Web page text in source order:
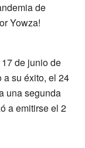
de
Yowza!
de junio de
a su éxito, el 24
una segunda
a emitirse el 2